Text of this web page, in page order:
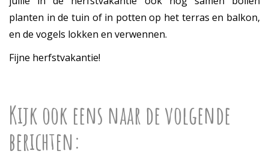
planten in de tuin of in potten op het terras en balkon,
en de vogels lokken en verwennen.
Fijne herfstvakantie!
Kijk ook eens naar de volgende
berichten: